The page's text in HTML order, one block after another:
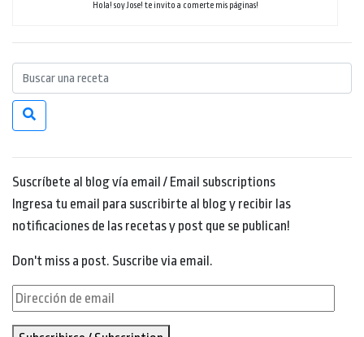
Hola! soy Jose! te invito a comerte mis páginas!
Suscríbete al blog vía email / Email subscriptions
Ingresa tu email para suscribirte al blog y recibir las
notificaciones de las recetas y post que se publican!
Don't miss a post. Suscribe via email.
Dirección